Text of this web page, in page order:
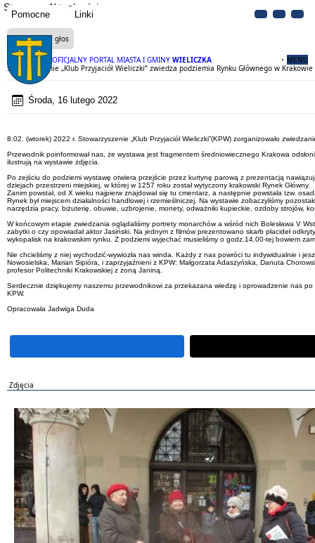
Pomocne Linki
OFICJALNY PORTAL MIASTA I GMINY WIELICZKA MENU
Strona Aktualności
Czytaj na głos
Stowarzyszenie „Klub Przyjaciół Wieliczki” zwiedza podziemia Rynku Głównego w Krakowie
Środa, 16 lutego 2022
8.02. (wtorek) 2022 r. Stowarzyszenie „Klub Przyjaciół Wieliczki”(KPW) zorganizowało
Przewodnik poinformował nas, że wystawa jest fragmentem średniowiecznego Krakowa
ilustrują na wystawie zdjęcia.
Po zejściu do podziemi wystawę otwiera przejście przez kurtynę parową z prezentacją
dziejach przestrzeni miejskiej, w której w 1257 roku został wytyczony krakowski Rynek Główny.
Zanim powstał, od X wieku najpierw znajdował się tu cmentarz, a następnie powstała tzw.
Rynek był miejscem działalności handlowej i rzemieślniczej. Na wystawie zobaczyliśmy
narzędzia pracy, biżuterię, obuwie, uzbrojenie, monety, odważniki kupieckie, ozdoby strojów,
W końcowym etapie zwiedzania oglądaliśmy portrety monarchów a wśród nich Bolesława V
zabytki o czy opowiadał aktor Jasiński. Na jednym z filmów prezentowano skarb płacideł
wykopalisk na krakowskim rynku. Z podziemi wyjechać musieliśmy o godz.14.00-tej bowiem
Nie chcieliśmy z niej wychodzić-wywiozła nas winda. Każdy z nas powróci tu indywidualnie i
Nowosielska, Marian Sipióra, i zaprzyjaźnieni z KPW: Małgorzata Adaszyńska, Danuta
profesor Politechniki Krakowskiej z żoną Janiną.
Serdecznie dziękujemy naszemu przewodnikowi za przekazana wiedzę i oprowadzenie nas
KPW.
Opracowała Jadwiga Duda
Zdjęcia